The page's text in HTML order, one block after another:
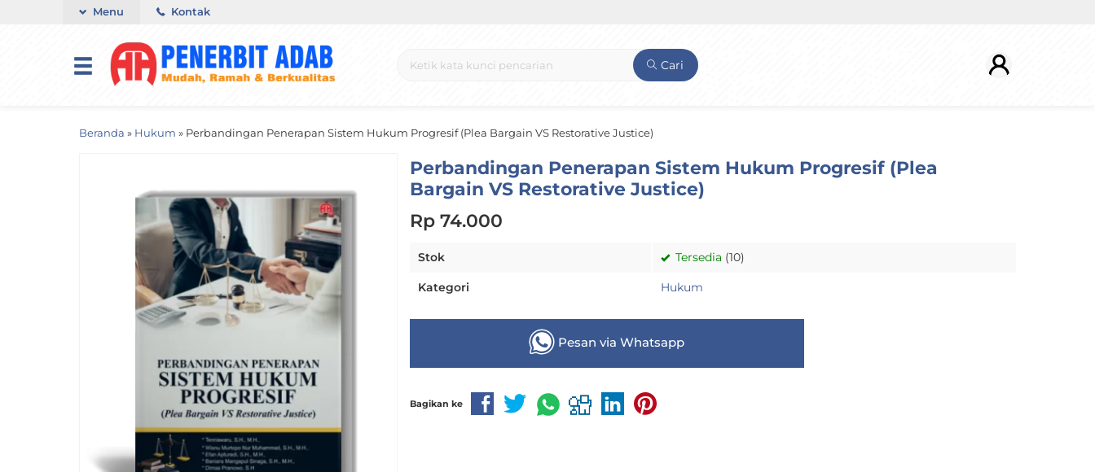
Menu Kontak
Cari
Beranda » Hukum » Perbandingan Penerapan Sistem Hukum Progresif (Plea Bargain VS Restorative Justice)
Perbandingan Penerapan Sistem Hukum Progresif (Plea
Bargain VS Restorative Justice)
Rp 74.000
Stok Tersedia (10)
Kategori Hukum
Pesan via Whatsapp
Bagikan ke